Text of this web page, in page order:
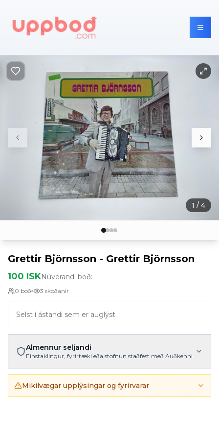
1 / 4
Grettir Björnsson - Grettir Björnsson
100 ISKNúverandi boð:
0 boð 3 skoðanir
Selst í ástandi sem er auglýst.
Almennur seljandi
Einstaklingur, fyrirtæki eða stofnun staðfest með Auðkenni
Mikilvægar upplýsingar og fyrirvarar